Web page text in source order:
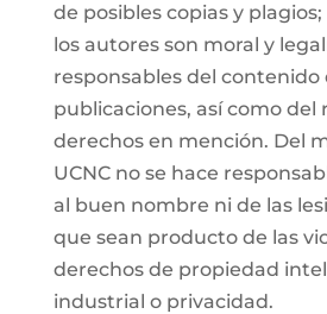
de posibles copias y
los autores son moral y
responsables del contenido
publicaciones, así como del
derechos en mención. Del
UCNC no se hace
al buen nombre ni de las
que sean producto de las
derechos de propiedad
industrial o privacidad.